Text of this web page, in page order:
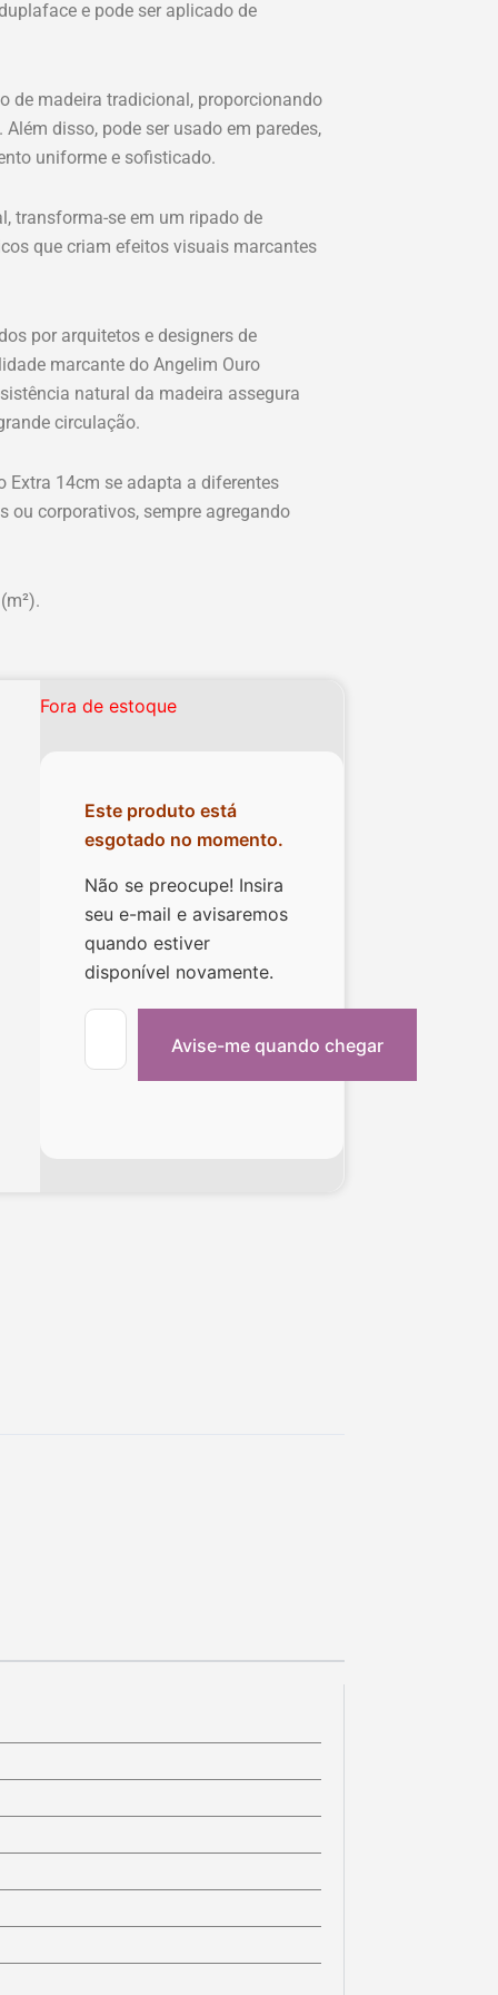
e pode ser aplicado de
de madeira tradicional, proporcionando
disso, pode ser usado em paredes,
uniforme e sofisticado.
transforma-se em um ripado de
que criam efeitos visuais marcantes
por arquitetos e designers de
marcante do Angelim Ouro
natural da madeira assegura
circulação.
Extra 14cm se adapta a diferentes
ou corporativos, sempre agregando
Fora de estoque
Este produto está
esgotado no momento.
Não se preocupe! Insira
seu e-mail e avisaremos
quando estiver
disponível novamente.